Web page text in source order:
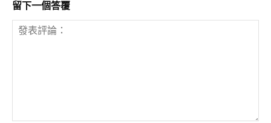
留下一個答覆